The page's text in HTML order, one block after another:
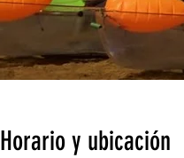
Horario y ubicación